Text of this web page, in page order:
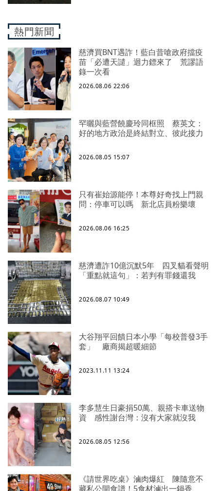
熱門新聞
慈濟買BNT遇詐！藍白昔嗆政府擋疫
苗「必遭天譴」迴力鏢來了 荒謬語
錄一次看
2026.08.06 22:06
罕曬與藍營饒慶玲同框照 蔡英文：
好的地方政治是終結對立、彼此接力
2026.08.05 15:07
只有崔始源能停！本尊好奇找上門親
問：停車可以嗎 新北店員粉樂壞
2026.08.06 16:25
慈濟遭詐10億沉默5年 四叉貓看聲明
「重點就這句」：若判有罪錢還我
2026.08.07 10:49
大谷翔平回饋日本小學「每校普發3手
套」 廠商揭超暖細節
2023.11.11 13:24
李多慧生日豪捐50萬、親搭卡車送物
資 感性謝台灣：沒有大家就沒我
2026.08.05 12:56
《請世界吃桌》滷肉爆紅 陳隨意不
藏私公開食譜！5食材滷出一鍋香